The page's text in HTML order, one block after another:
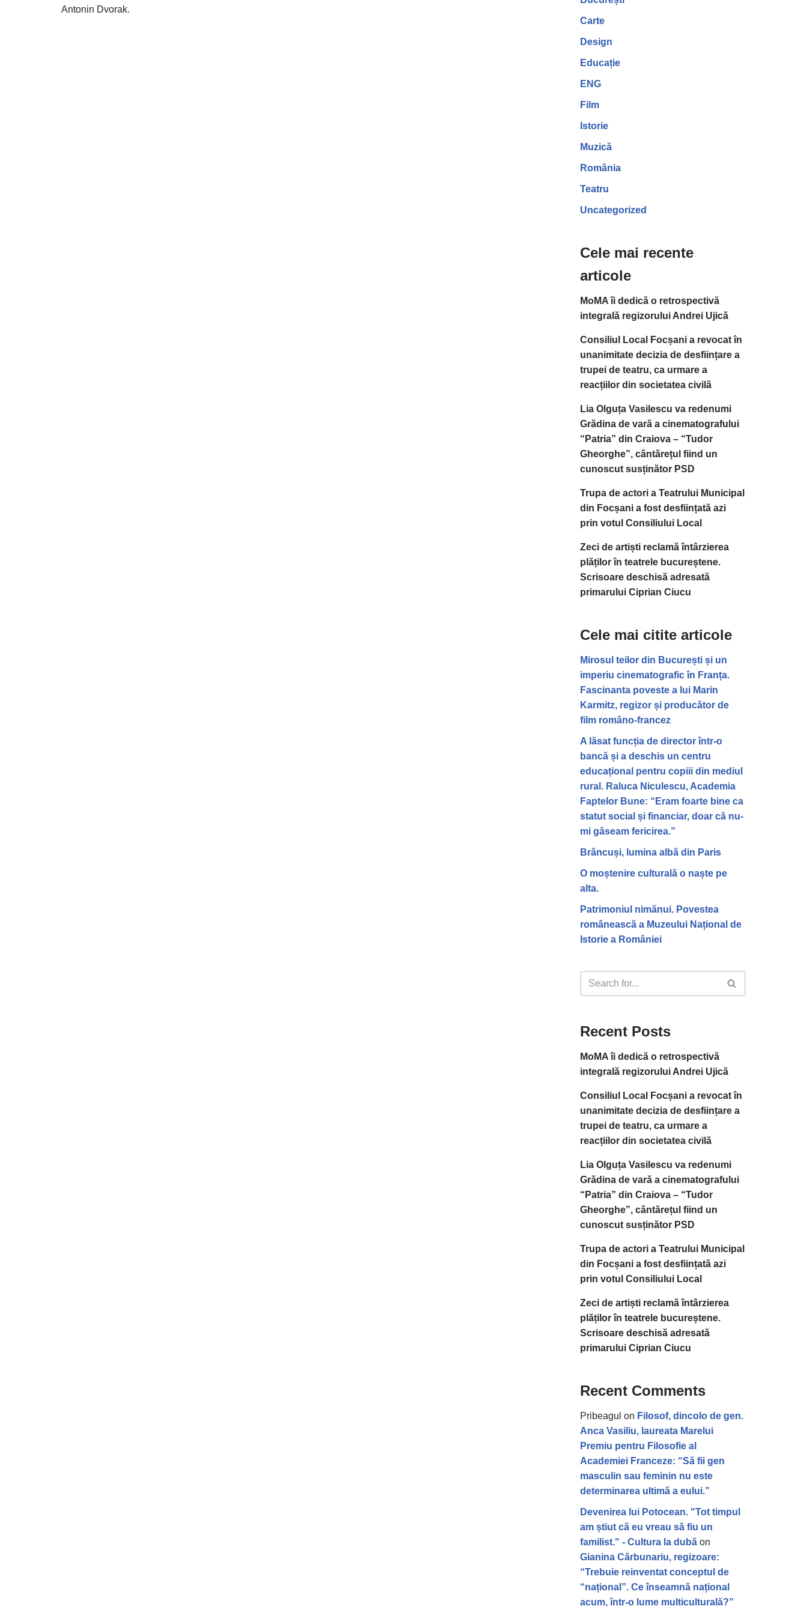
Antonin Dvorak.
Carte
Design
Educație
ENG
Film
Istorie
Muzică
România
Teatru
Uncategorized
Cele mai recente
articole
MoMA îi dedică o retrospectivă
integrală regizorului Andrei Ujică
Consiliul Local Focșani a revocat în
unanimitate decizia de desființare a
trupei de teatru, ca urmare a
reacțiilor din societatea civilă
Lia Olguța Vasilescu va redenumi
Grădina de vară a cinematografului
“Patria” din Craiova – “Tudor
Gheorghe”, cântărețul fiind un
cunoscut susținător PSD
Trupa de actori a Teatrului Municipal
din Focșani a fost desființată azi
prin votul Consiliului Local
Zeci de artiști reclamă întârzierea
plăților în teatrele bucureștene.
Scrisoare deschisă adresată
primarului Ciprian Ciucu
Cele mai citite articole
Mirosul teilor din București și un
imperiu cinematografic în Franța.
Fascinanta poveste a lui Marin
Karmitz, regizor și producător de
film româno-francez
A lăsat funcția de director într-o
bancă și a deschis un centru
educațional pentru copiii din mediul
rural. Raluca Niculescu, Academia
Faptelor Bune: “Eram foarte bine ca
statut social și financiar, doar că nu-
mi găseam fericirea.”
Brâncuși, lumina albă din Paris
O moștenire culturală o naște pe
alta.
Patrimoniul nimănui. Povestea
românească a Muzeului Național de
Istorie a României
Recent Posts
MoMA îi dedică o retrospectivă
integrală regizorului Andrei Ujică
Consiliul Local Focșani a revocat în
unanimitate decizia de desființare a
trupei de teatru, ca urmare a
reacțiilor din societatea civilă
Lia Olguța Vasilescu va redenumi
Grădina de vară a cinematografului
“Patria” din Craiova – “Tudor
Gheorghe”, cântărețul fiind un
cunoscut susținător PSD
Trupa de actori a Teatrului Municipal
din Focșani a fost desființată azi
prin votul Consiliului Local
Zeci de artiști reclamă întârzierea
plăților în teatrele bucureștene.
Scrisoare deschisă adresată
primarului Ciprian Ciucu
Recent Comments
Pribeagul on Filosof, dincolo de gen.
Anca Vasiliu, laureata Marelui
Premiu pentru Filosofie al
Academiei Franceze: “Să fii gen
masculin sau feminin nu este
determinarea ultimă a eului.”
Devenirea lui Potocean. "Tot timpul
am știut că eu vreau să fiu un
familist." - Cultura la dubă on
Gianina Cărbunariu, regizoare:
“Trebuie reinventat conceptul de
“național”. Ce înseamnă național
acum, într-o lume multiculturală?”